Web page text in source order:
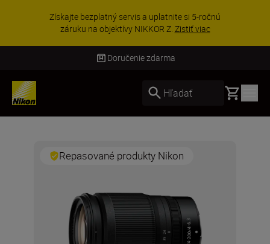
Získajte bezplatný servis a uplatnite si 5-ročnú
záruku na objektívy NIKKOR Z. Zistiť viac
Doručenie zdarma
Hľadať Basket
Repasované produkty Nikon